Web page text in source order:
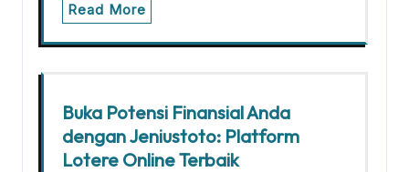
Read More
Buka Potensi Finansial Anda
dengan Jeniustoto: Platform
Lotere Online Terbaik